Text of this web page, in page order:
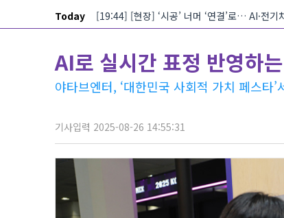
Today [19:44] [현장] ‘시공’ 너머 ‘연결’로… AI·전기
AI로 실시간 표정 반영하
야타브엔터, ‘대한민국 사회적 가치 페스타
기사입력 2025-08-26 14:55:31